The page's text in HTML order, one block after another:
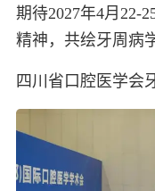
期待2027年4月22-
精神，共绘牙周病
四 川省口腔医学会